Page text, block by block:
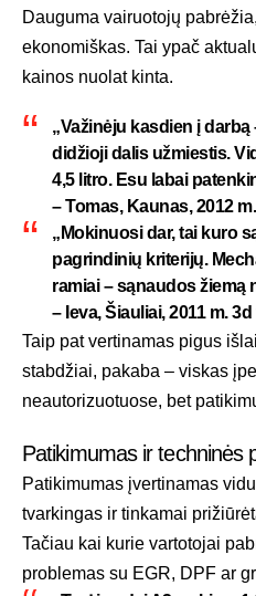
Dauguma vairuotojų
ekonomiškas. Tai ypač
kainos nuolat kinta.
„Važinėju kasdien į darbą
didžioji dalis užmiestis.
4,5 litro. Esu labai
– Tomas, Kaunas, 2012
„Mokinuosi dar, tai kuro
pagrindinių kriterijų.
ramiai – sąnaudos žiemą
– Ieva, Šiauliai, 2011 m.
Taip pat vertinamas pigus
stabdžiai, pakaba – viskas
neautorizuotuose, bet
Patikimumas ir techninės
Patikimumas įvertinamas
tvarkingas ir tinkamai
Tačiau kai kurie vartotojai
problemas su EGR, DPF ar